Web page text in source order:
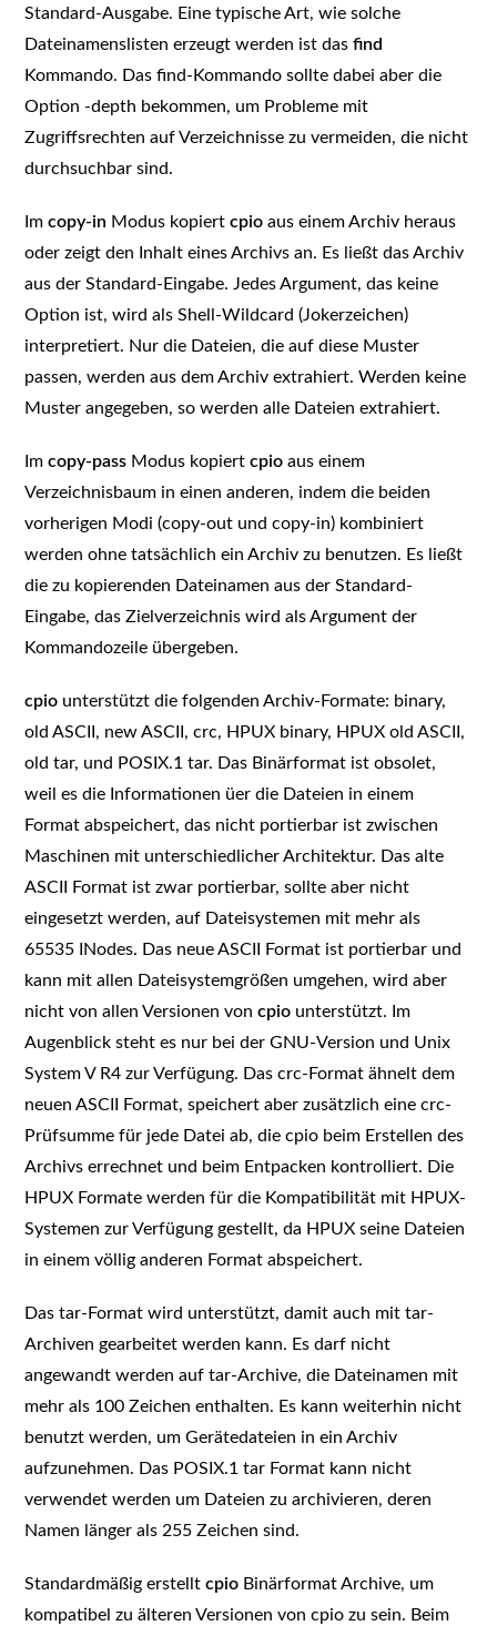
Standard-Ausgabe. Eine typische Art, wie solche
Dateinamenslisten erzeugt werden ist dasfind
Kommando. Das find-Kommando sollte dabei aber die
Option -depth bekommen, um Probleme mit
Zugriffsrechten auf Verzeichnisse zu vermeiden, die nicht
durchsuchbar sind.
Imcopy-in Modus kopiertcpio aus einem Archiv heraus
oder zeigt den Inhalt eines Archivs an. Es ließt das Archiv
aus der Standard-Eingabe. Jedes Argument, das keine
Option ist, wird als Shell-Wildcard (Jokerzeichen)
interpretiert. Nur die Dateien, die auf diese Muster
passen, werden aus dem Archiv extrahiert. Werden keine
Muster angegeben, so werden alle Dateien extrahiert.
Imcopy-pass Modus kopiertcpio aus einem
Verzeichnisbaum in einen anderen, indem die beiden
vorherigen Modi (copy-out und copy-in) kombiniert
werden ohne tatsächlich ein Archiv zu benutzen. Es ließt
die zu kopierenden Dateinamen aus der Standard-
Eingabe, das Zielverzeichnis wird als Argument der
Kommandozeile übergeben.
cpio unterstützt die folgenden Archiv-Formate: binary,
old ASCII, new ASCII, crc, HPUX binary, HPUX old ASCII,
old tar, und POSIX.1 tar. Das Binärformat ist obsolet,
weil es die Informationen üer die Dateien in einem
Format abspeichert, das nicht portierbar ist zwischen
Maschinen mit unterschiedlicher Architektur. Das alte
ASCII Format ist zwar portierbar, sollte aber nicht
eingesetzt werden, auf Dateisystemen mit mehr als
65535 INodes. Das neue ASCII Format ist portierbar und
kann mit allen Dateisystemgrößen umgehen, wird aber
nicht von allen Versionen voncpio unterstützt. Im
Augenblick steht es nur bei der GNU-Version und Unix
System V R4 zur Verfügung. Das crc-Format ähnelt dem
neuen ASCII Format, speichert aber zusätzlich eine crc-
Prüfsumme für jede Datei ab, die cpio beim Erstellen des
Archivs errechnet und beim Entpacken kontrolliert. Die
HPUX Formate werden für die Kompatibilität mit HPUX-
Systemen zur Verfügung gestellt, da HPUX seine Dateien
in einem völlig anderen Format abspeichert.
Das tar-Format wird unterstützt, damit auch mit tar-
Archiven gearbeitet werden kann. Es darf nicht
angewandt werden auf tar-Archive, die Dateinamen mit
mehr als 100 Zeichen enthalten. Es kann weiterhin nicht
benutzt werden, um Gerätedateien in ein Archiv
aufzunehmen. Das POSIX.1 tar Format kann nicht
verwendet werden um Dateien zu archivieren, deren
Namen länger als 255 Zeichen sind.
Standardmäßig erstelltcpio Binärformat Archive, um
kompatibel zu älteren Versionen von cpio zu sein. Beim